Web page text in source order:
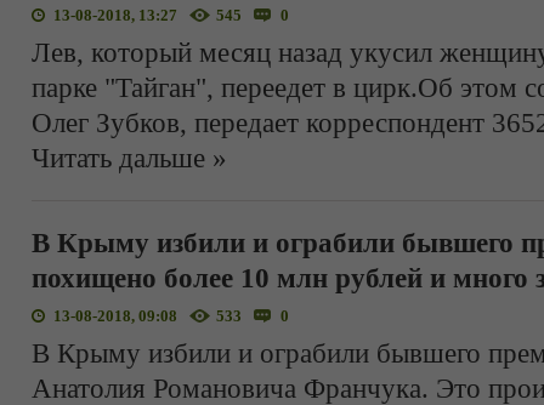
13-08-2018, 13:27 545 0
Лев, который месяц назад укусил
парке "Тайган", переедет в цирк.Об этом
Олег Зубков, передает корреспондент
Читать дальше »
В Крыму избили и ограбили бывшего
похищено более 10 млн рублей и
13-08-2018, 09:08 533 0
В Крыму избили и ограбили бывшего
Анатолия Романовича Франчука. Это